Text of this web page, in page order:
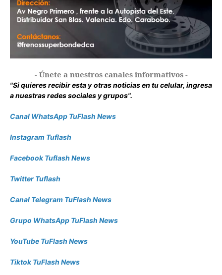
- Únete a nuestros canales informativos -
"Si quieres recibir esta y otras noticias en tu celular, ingresa
a nuestras redes sociales y grupos".
Canal WhatsApp TuFlash News
Instagram Tuflash
Facebook Tuflash News
Twitter Tuflash
Canal Telegram TuFlash News
Grupo WhatsApp TuFlash News
YouTube TuFlash News
Tiktok TuFlash News